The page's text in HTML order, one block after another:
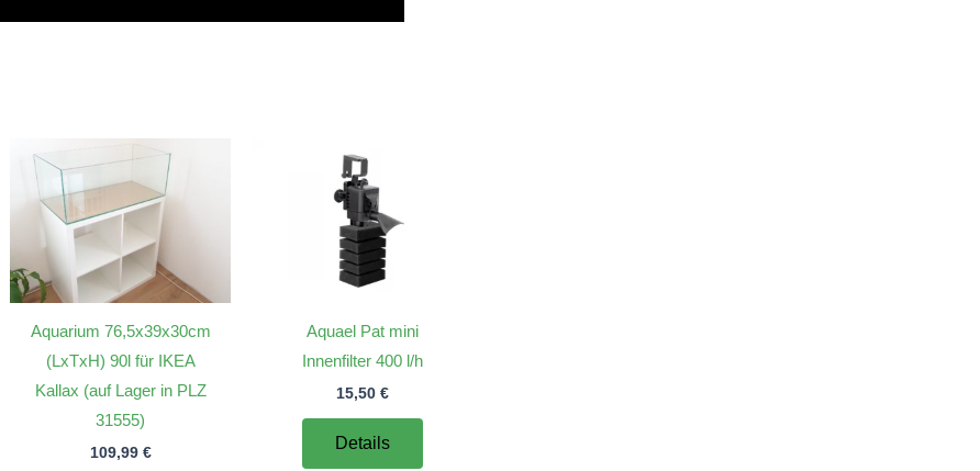
Aquarium 76,5x39x30cm
(LxTxH) 90l für IKEA
Kallax (auf Lager in PLZ
31555)
109,99 €
Aquael Pat mini
Innenfilter 400 l/h
15,50€
Details